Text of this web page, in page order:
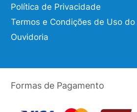
Política de Privacidade
Termos e Condições de Uso do
Ouvidoria
Formas de Pagamento